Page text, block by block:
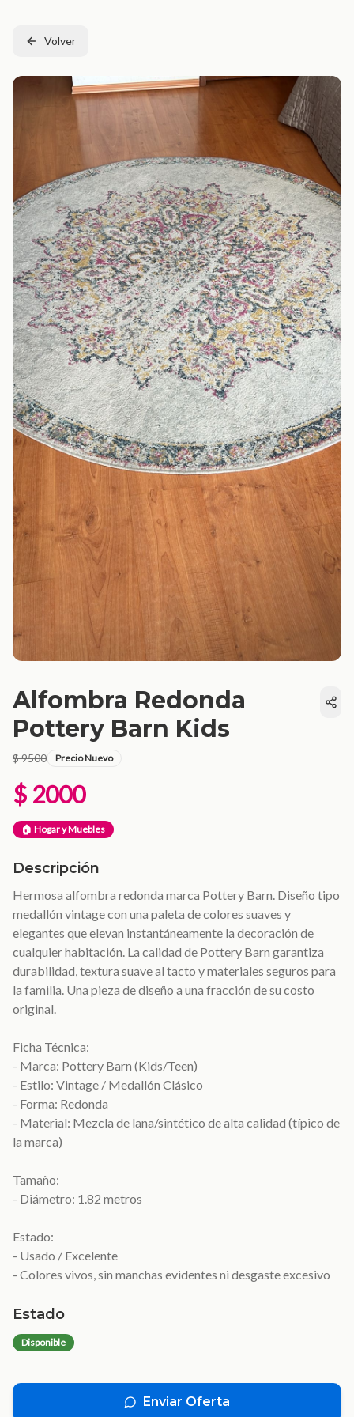
Volver
Alfombra Redonda
Pottery Barn Kids
$ 9500 Precio Nuevo
$ 2000
🏠 Hogar y Muebles
Descripción
Hermosa alfombra redonda marca Pottery Barn. Diseño tipo
medallón vintage con una paleta de colores suaves y
elegantes que elevan instantáneamente la decoración de
cualquier habitación. La calidad de Pottery Barn garantiza
durabilidad, textura suave al tacto y materiales seguros para
la familia. Una pieza de diseño a una fracción de su costo
original.
Ficha Técnica:
- Marca: Pottery Barn (Kids/Teen)
- Estilo: Vintage / Medallón Clásico
- Forma: Redonda
- Material: Mezcla de lana/sintético de alta calidad (típico de
la marca)
Tamaño:
- Diámetro: 1.82 metros
Estado:
- Usado / Excelente
- Colores vivos, sin manchas evidentes ni desgaste excesivo
Estado
Disponible
Enviar Oferta